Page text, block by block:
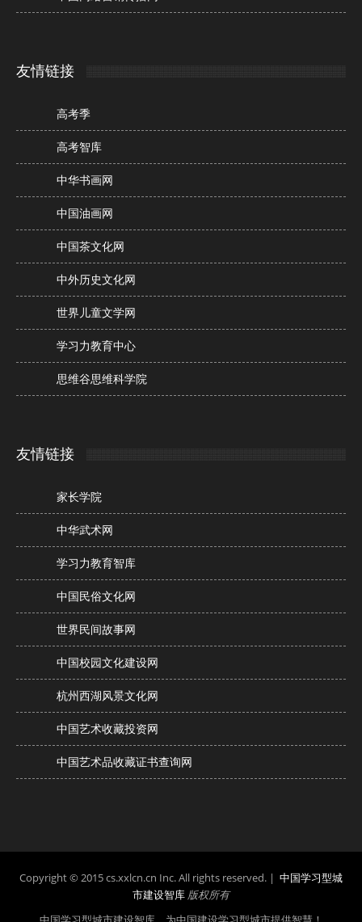
友情链接
高考季
高考智库
中华书画网
中国油画网
中国茶文化网
中外历史文化网
世界儿童文学网
学习力教育中心
思维谷思维科学院
友情链接
家长学院
中华武术网
学习力教育智库
中国民俗文化网
世界民间故事网
中国校园文化建设网
杭州西湖风景文化网
中国艺术收藏投资网
中国艺术品收藏证书查询网
Copyright © 2015 cs.xxlcn.cn Inc. All rights reserved. | 中国学习型城
市建设智库 版权所有